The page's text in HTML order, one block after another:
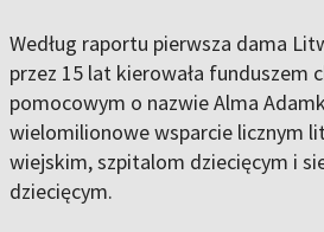
Według raportu pierwsza dama
przez 15 lat kierowała funduszem
pomocowym o nazwie Alma
wielomilionowe wsparcie licznym
wiejskim, szpitalom dziecięcym i
dziecięcym.